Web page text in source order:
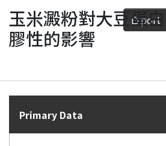
Fundings & Projects
Researchers
Statistics
Export
玉米澱粉對大豆蛋白
膠性的影響
Details
Primary Data